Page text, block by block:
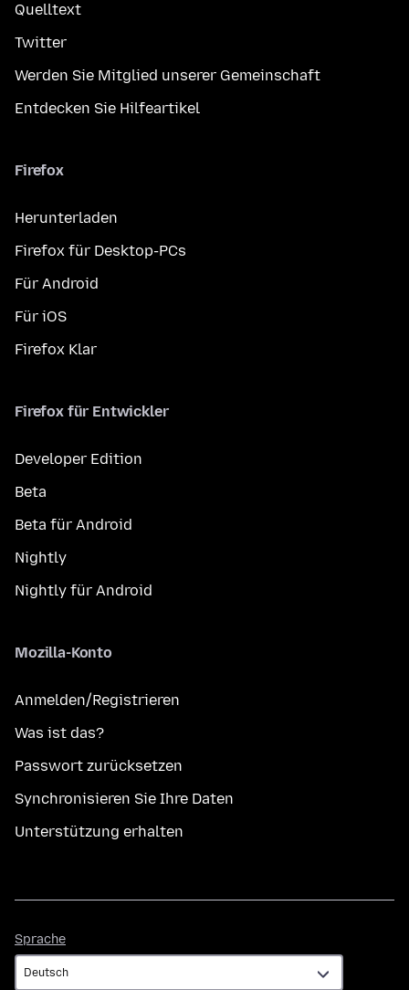
Quelltext
Twitter
Werden Sie Mitglied unserer Gemeinschaft
Entdecken Sie Hilfeartikel
Firefox
Herunterladen
Firefox für Desktop-PCs
Für Android
Für iOS
Firefox Klar
Firefox für Entwickler
Developer Edition
Beta
Beta für Android
Nightly
Nightly für Android
Mozilla-Konto
Anmelden/Registrieren
Was ist das?
Passwort zurücksetzen
Synchronisieren Sie Ihre Daten
Unterstützung erhalten
Sprache